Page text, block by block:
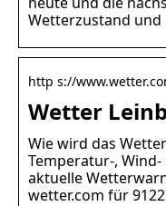
Wetterzustand und
http s://
Wetter
Wie wird das
Temperatur-,
aktuelle
wetter.com für